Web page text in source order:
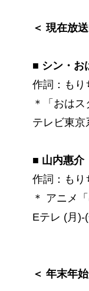
＜ 現在放
■ シン・お
作詞：も
＊「おは
テレビ東京
■ 山内惠介
作詞：も
＊ アニメ
Eテレ (月)-
＜ 年末年